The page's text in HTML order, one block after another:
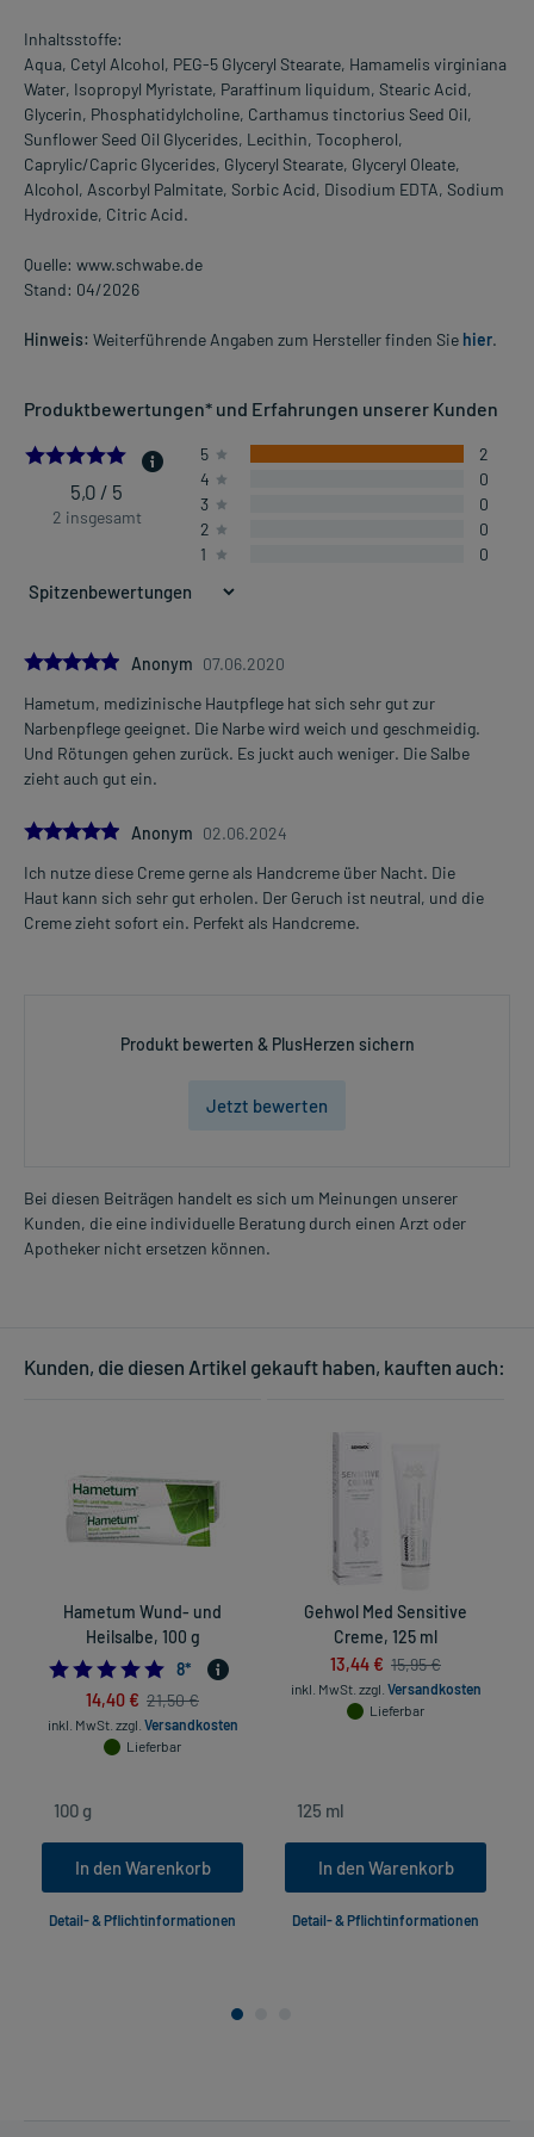
Inhaltsstoffe:
Aqua, Cetyl Alcohol, PEG-5 Glyceryl Stearate, Hamamelis virginiana
Water, Isopropyl Myristate, Paraffinum liquidum, Stearic Acid,
Glycerin, Phosphatidylcholine, Carthamus tinctorius Seed Oil,
Sunflower Seed Oil Glycerides, Lecithin, Tocopherol,
Caprylic/Capric Glycerides, Glyceryl Stearate, Glyceryl Oleate,
Alcohol, Ascorbyl Palmitate, Sorbic Acid, Disodium EDTA, Sodium
Hydroxide, Citric Acid.
Quelle: www.schwabe.de
Stand: 04/2026
Hinweis: Weiterführende Angaben zum Hersteller finden Sie hier.
Produktbewertungen* und Erfahrungen unserer Kunden
5.0
5,0 / 5
2 insgesamt
5
2
4
0
3
0
2
0
1
0
5.0Anonym 07.06.2020
Hametum, medizinische Hautpflege hat sich sehr gut zur
Narbenpflege geeignet. Die Narbe wird weich und geschmeidig.
Und Rötungen gehen zurück. Es juckt auch weniger. Die Salbe
zieht auch gut ein.
5.0Anonym 02.06.2024
Ich nutze diese Creme gerne als Handcreme über Nacht. Die
Haut kann sich sehr gut erholen. Der Geruch ist neutral, und die
Creme zieht sofort ein. Perfekt als Handcreme.
Produkt bewerten & PlusHerzen sichern
Jetzt bewerten
Bei diesen Beiträgen handelt es sich um Meinungen unserer
Kunden, die eine individuelle Beratung durch einen Arzt oder
Apotheker nicht ersetzen können.
Kunden, die diesen Artikel gekauft haben, kauften auch:
Hametum Wund- und
Heilsalbe, 100 g
4.875
8*
14,40 € 21,50 €
inkl. MwSt. zzgl. Versandkosten
Lieferbar
In den Warenkorb
Detail- & Pflichtinformationen
Gehwol Med Sensitive
Creme, 125 ml
13,44 € 15,95 €
inkl. MwSt. zzgl. Versandkosten
Lieferbar
In den Warenkorb
Detail- & Pflichtinformationen